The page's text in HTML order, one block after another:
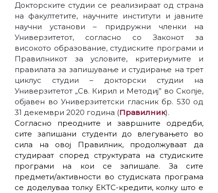
Докторските студии се реализираат од страна
на факултетите, научните институти и јавните
научни установи – придружни членки на
Универзитетот, согласно со Законот за
високото образование, студиските програми и
Правилникот за условите, критериумите и
правилата за запишување и студирање на трет
циклус студии – докторски студии на
Универзитетот „Св. Кирил и Методиј” во Скопје,
објавен во Универзитетски гласник бр. 530 од
31 декември 2020 година (Правилник).
Согласно преодните и завршните одредби,
сите запишани студенти до влегувањето во
сила на овој Правилник, продолжуваат да
студираат според структурата на студиските
програми на кои се запишале. За сите
предмети/активности во студиската програма
се доделуваа толку ЕКТС-кредити, колку што е